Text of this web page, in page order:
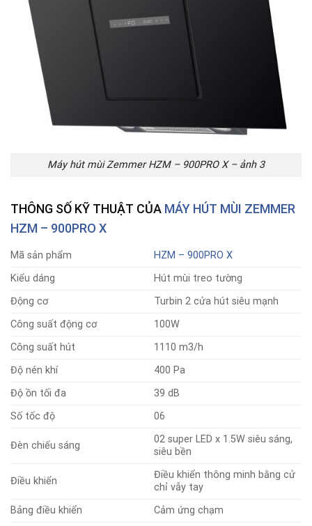
Máy hút mùi Zemmer HZM – 900PRO X – ảnh 3
THÔNG SỐ KỸ THUẬT CỦA MÁY HÚT MÙI ZEMMER
HZM – 900PRO X
Mã sản phẩm
HZM – 900PRO X
Kiểu dáng
Hút mùi treo tường
Động cơ
Turbin 2 cửa hút siêu mạnh
Công suất động cơ
100W
Công suất hút
1110 m3/h
Độ nén khí
400 Pa
Độ ồn tối đa
39 dB
Số tốc độ
06
Đèn chiếu sáng
02 super LED x 1.5W siêu sáng,
siêu bền
Điều khiển
Điều khiển thông minh bằng cử
chỉ vẫy tay
Bảng điều khiển
Cảm ứng chạm